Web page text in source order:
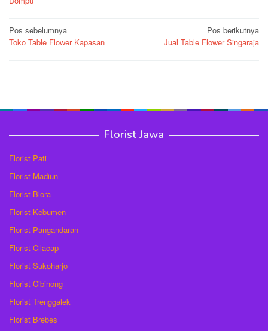
Navigasi
pos
Pos sebelumnya
Toko Table Flower Kapasan
Pos berikutnya
Jual Table Flower Singaraja
Florist Jawa
Florist Pati
Florist Madiun
Florist Blora
Florist Kebumen
Florist Pangandaran
Florist Cilacap
Florist Sukoharjo
Florist Cibinong
Florist Trenggalek
Florist Brebes